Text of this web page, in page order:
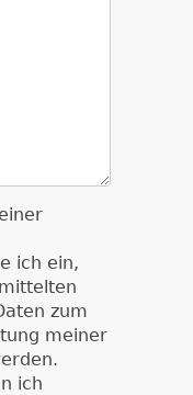
ich ein,
zum
meiner
ich